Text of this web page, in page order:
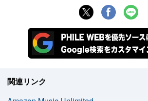
関連リンク